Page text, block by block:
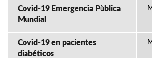
Covid-19 Emergencia Pùblica
Mundial
Covid-19 en pacientes
diabéticos